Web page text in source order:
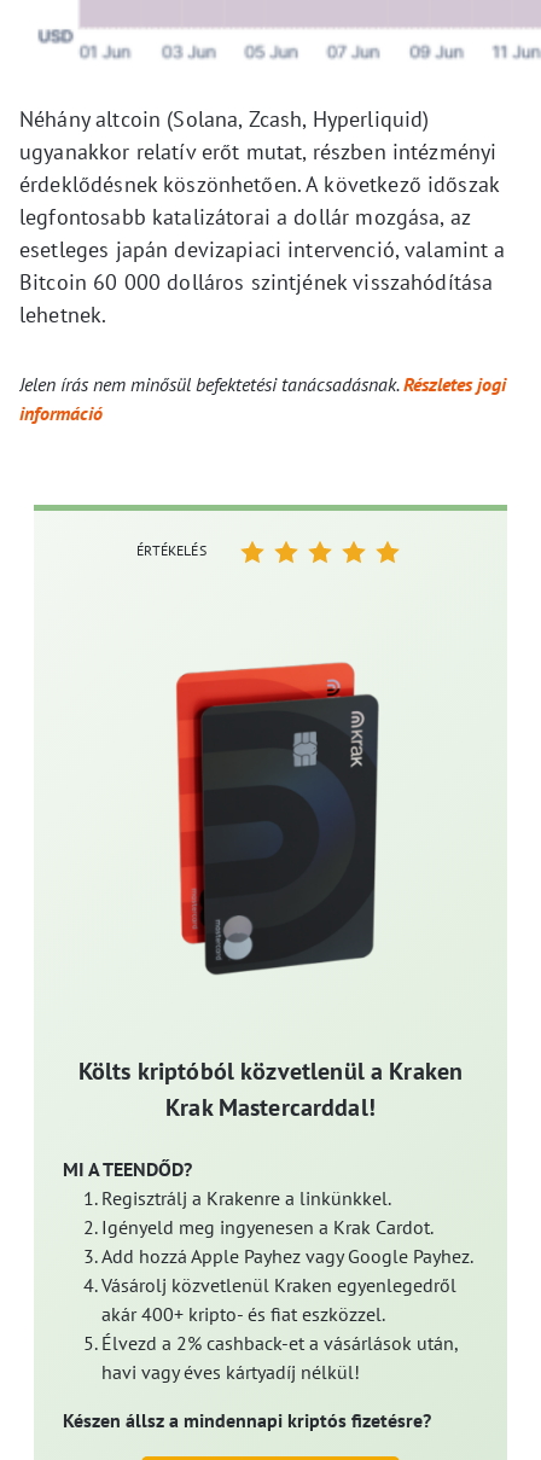
Néhány altcoin (Solana, Zcash, Hyperliquid)
ugyanakkor relatív erőt mutat, részben intézményi
érdeklődésnek köszönhetően. A következő időszak
legfontosabb katalizátorai a dollár mozgása, az
esetleges japán devizapiaci intervenció, valamint a
Bitcoin 60 000 dolláros szintjének visszahódítása
lehetnek.
Jelen írás nem minősül befektetési tanácsadásnak.Részletes jogi
információ
Költs kriptóból közvetlenül a Kraken
Krak Mastercarddal!
MI A TEENDŐD?
Regisztrálj a Krakenre a linkünkkel.
Igényeld meg ingyenesen a Krak Cardot.
Add hozzá Apple Payhez vagy Google Payhez.
Vásárolj közvetlenül Kraken egyenlegedről
akár 400+ kripto- és fiat eszközzel.
Élvezd a 2% cashback-et a vásárlások után,
havi vagy éves kártyadíj nélkül!
Készen állsz a mindennapi kriptós fizetésre?
ÉRTÉKELÉS